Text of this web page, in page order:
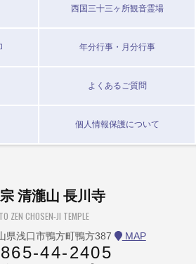
西国三十三ヶ所観音霊場
年分行事・月分行事
よくあるご質問
個人情報保護について
清瀧山 長川寺
ZEN CHOSEN-JI TEMPLE
県浅口市鴨方町鴨方387 MAP
44-2405